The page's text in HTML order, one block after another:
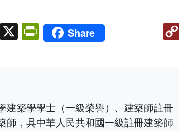
Line X PrintFriendly
Share
建築學學士（一級榮譽）、建築師註冊
師，具中華人民共和國一級註冊建築師